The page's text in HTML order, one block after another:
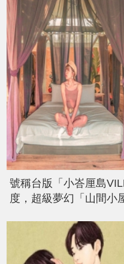
號稱台版「小峇厘島
度，超級夢幻「山間小